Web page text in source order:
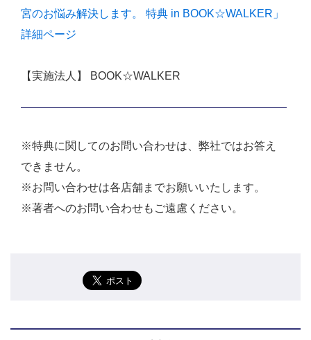
宮のお悩み解決します。 特典 in BOOK☆WALKER」
詳細ページ
【実施法人】 BOOK☆WALKER
※特典に関してのお問い合わせは、弊社ではお答え
できません。
※お問い合わせは各店舗までお願いいたします。
※著者へのお問い合わせもご遠慮ください。